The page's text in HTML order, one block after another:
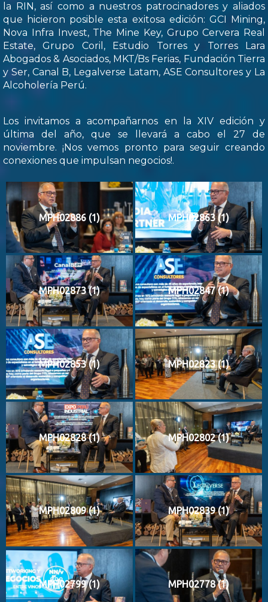
la RIN, así como a nuestros patrocinadores y aliados
que hicieron posible esta exitosa edición: GCI Mining,
Nova Infra Invest, The Mine Key, Grupo Cervera Real
Estate, Grupo Coril, Estudio Torres y Torres Lara
Abogados & Asociados, MKT/Bs Ferias, Fundación Tierra
y Ser, Canal B, Legalverse Latam, ASE Consultores y La
Alcoholería Perú.
Los invitamos a acompañarnos en la XIV edición y
última del año, que se llevará a cabo el 27 de
noviembre. ¡Nos vemos pronto para seguir creando
conexiones que impulsan negocios!.
MPH02886 (1) MPH02863 (1)
MPH02873 (1) MPH02847 (1)
MPH02853 (1) MPH02823 (1)
MPH02828 (1) MPH02802 (1)
MPH02809 (1) MPH02839 (1)
MPH02799 (1) MPH02778 (1)